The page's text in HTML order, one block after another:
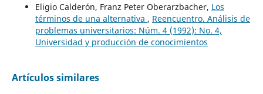
Eligio Calderón, Franz Peter Oberarzbacher, Los
términos de una alternativa , Reencuentro. Análisis de
problemas universitarios: Núm. 4 (1992): No. 4,
Universidad y producción de conocimientos
Artículos similares